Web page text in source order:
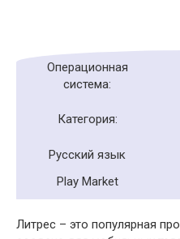
Операционная
система:
Категория:
Русский язык
Play Market
Литрес – это популярная